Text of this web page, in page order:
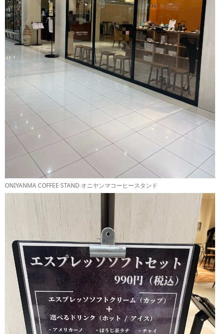
ONIYANMA COFFEE STAND オニヤンマコーヒースタンド